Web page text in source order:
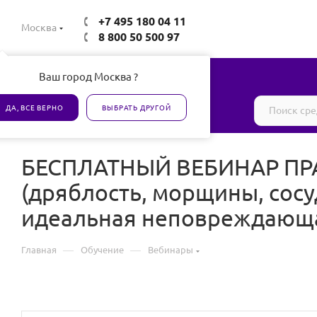
Москва
Ваш город Москва ?
ДА, ВСЕ ВЕРНО ВЫБРАТЬ ДРУГОЙ
+7 495 180 04 11
8 800 50 500 97
Все товары сертифицированы
БЕСПЛАТНЫЙ ВЕБИНАР
(дряблость, морщины,
идеальная
Главная — Обучение — Вебинары